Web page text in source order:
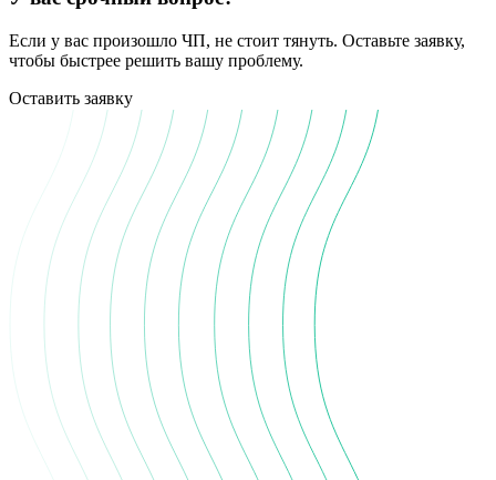
Если у вас произошло ЧП, не стоит тянуть. Оставьте заявку,
чтобы быстрее решить вашу проблему.
Оставить заявку